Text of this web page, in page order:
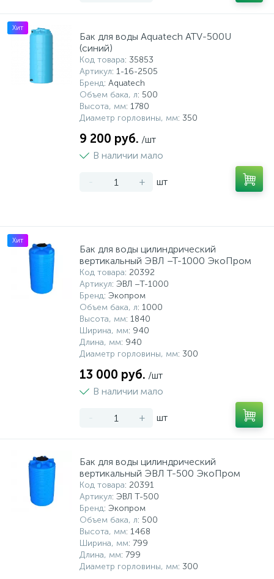
Хит
Бак для воды Aquatech ATV-500U
(синий)
Код товара: 35853
Артикул: 1-16-2505
Бренд: Aquatech
Объем бака, л: 500
Высота, мм: 1780
Диаметр горловины, мм: 350
9 200 руб. /шт
В наличии мало
- + шт
Хит
Бак для воды цилиндрический
вертикальный ЭВЛ –Т-1000 ЭкоПром
Код товара: 20392
Артикул: ЭВЛ –Т-1000
Бренд: Экопром
Объем бака, л: 1000
Высота, мм: 1840
Ширина, мм: 940
Длина, мм: 940
Диаметр горловины, мм: 300
13 000 руб. /шт
В наличии мало
- + шт
Бак для воды цилиндрический
вертикальный ЭВЛ Т-500 ЭкоПром
Код товара: 20391
Артикул: ЭВЛ Т-500
Бренд: Экопром
Объем бака, л: 500
Высота, мм: 1468
Ширина, мм: 799
Длина, мм: 799
Диаметр горловины, мм: 300